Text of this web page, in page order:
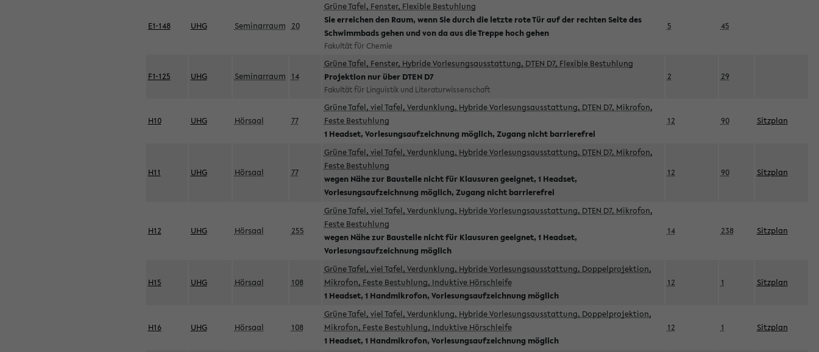
E1-148 UHG Seminarraum 20
Grüne Tafel, Fenster, Flexible Bestuhlung
Sie erreichen den Raum, wenn Sie durch die letzte rote Tür auf der rechten Seite des
Schwimmbads gehen und von da aus die Treppe hoch gehen
Fakultät für Chemie
5 45
F1-125 UHG Seminarraum 14
Grüne Tafel, Fenster, Hybride Vorlesungsausstattung, DTEN D7, Flexible Bestuhlung
Projektion nur über DTEN D7
Fakultät für Linguistik und Literaturwissenschaft
2 29
H10 UHG Hörsaal 77
Grüne Tafel, viel Tafel, Verdunklung, Hybride Vorlesungsausstattung, DTEN D7, Mikrofon,
Feste Bestuhlung
1 Headset, Vorlesungsaufzeichnung möglich, Zugang nicht barrierefrei
12 90 Sitzplan
H11 UHG Hörsaal 77
Grüne Tafel, viel Tafel, Verdunklung, Hybride Vorlesungsausstattung, DTEN D7, Mikrofon,
Feste Bestuhlung
wegen Nähe zur Baustelle nicht für Klausuren geeignet, 1 Headset,
Vorlesungsaufzeichnung möglich, Zugang nicht barrierefrei
12 90 Sitzplan
H12 UHG Hörsaal 255
Grüne Tafel, viel Tafel, Verdunklung, Hybride Vorlesungsausstattung, DTEN D7, Mikrofon,
Feste Bestuhlung
wegen Nähe zur Baustelle nicht für Klausuren geeignet, 1 Headset,
Vorlesungsaufzeichnung möglich
14 238 Sitzplan
H15 UHG Hörsaal 108
Grüne Tafel, viel Tafel, Verdunklung, Hybride Vorlesungsausstattung, Doppelprojektion,
Mikrofon, Feste Bestuhlung, Induktive Hörschleife
1 Headset, 1 Handmikrofon, Vorlesungsaufzeichnung möglich
12 1 Sitzplan
H16 UHG Hörsaal 108
Grüne Tafel, viel Tafel, Verdunklung, Hybride Vorlesungsausstattung, Doppelprojektion,
Mikrofon, Feste Bestuhlung, Induktive Hörschleife
1 Headset, 1 Handmikrofon, Vorlesungsaufzeichnung möglich
12 1 Sitzplan